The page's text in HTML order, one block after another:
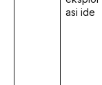
asi ide